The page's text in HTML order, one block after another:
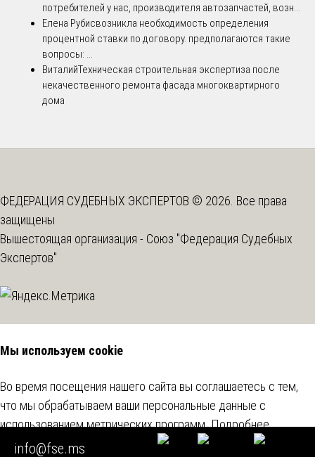
потребителей у нас, производителя автозапчастей, возн...
Елена Рубисвозникла необходимость определения
процентной ставки по договору. предполагаются такие
вопросы: ...
ВиталийТехническая строительная экспертиза после
некачественного ремонта фасада многоквартирного
дома
ФЕДЕРАЦИЯ СУДЕБНЫХ ЭКСПЕРТОВ © 2026. Все права
защищены
Вышестоящая организация - Союз "Федерация Судебных
Экспертов"
info@fse.ms
Мы используем cookie
Во время посещения нашего сайта вы соглашаетесь с тем,
что мы обрабатываем ваши персональные данные с
использованием метрических программ.Подробнее